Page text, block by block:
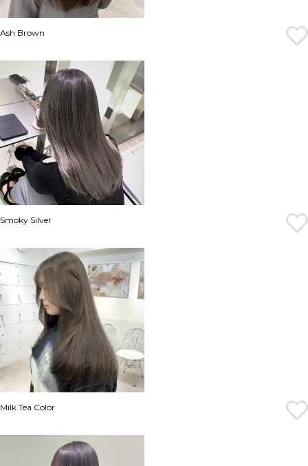
Ash Brown
Smoky Silver
Milk Tea Color